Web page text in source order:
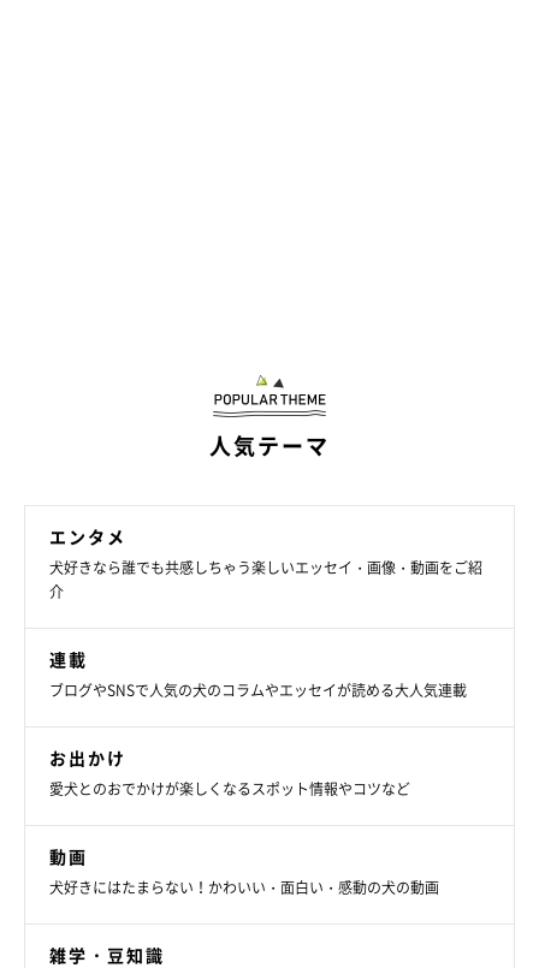
人気テーマ
エンタメ
犬好きなら誰でも共感しちゃう楽しいエッセイ・画像・動画をご紹
介
連載
ブログやSNSで人気の犬のコラムやエッセイが読める大人気連載
お出かけ
愛犬とのおでかけが楽しくなるスポット情報やコツなど
動画
犬好きにはたまらない！かわいい・面白い・感動の犬の動画
雑学・豆知識